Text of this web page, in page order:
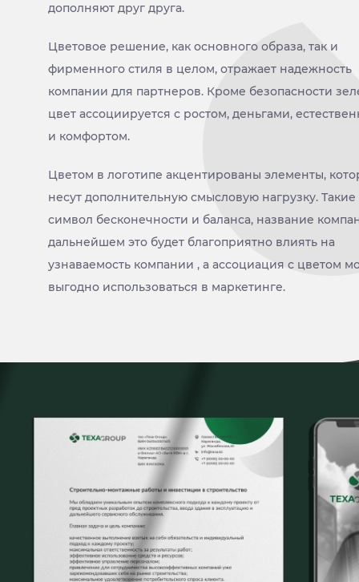
дополняют друг друга.
Цветовое решение, как основного образа, так и
фирменного стиля в целом, отражает надежность
компании для партнеров. Кроме безопасности
цвет ассоциируется с ростом, деньгами,
и комфортом.
Цветом в логотипе акцентированы элементы,
несут дополнительную смысловую нагрузку. Такие
символ бесконечности и баланса, название
дальнейшем это будет благоприятно влиять на
узнаваемость компании , а ассоциация с цветом
выгодно использоваться в маркетинге.